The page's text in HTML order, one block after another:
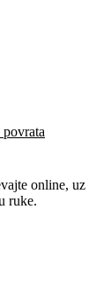
online, uz
ruke.